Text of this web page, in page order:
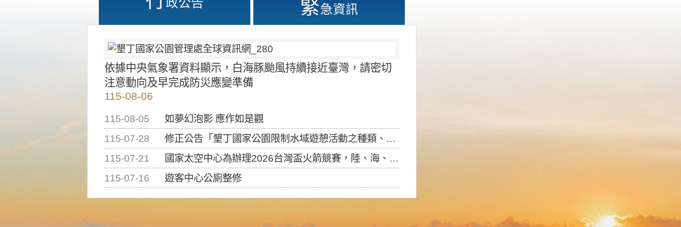
緊急資訊
依據中央氣象署資料顯示，白海豚颱風持續接近臺灣，請密切
注意動向及早完成防災應變準備
115-08-06
115-08-05
如夢幻泡影 應作如是觀
115-07-28
修正公告「墾丁國家公園限制水域遊憩活動之種類、範圍、時間及行為」，自即日生效。
115-07-21
國家太空中心為辦理2026台灣盃火箭競賽，陸、海、空域警戒及協調相關事宜，因颱風備案事宜
115-07-16
遊客中心公廁整修